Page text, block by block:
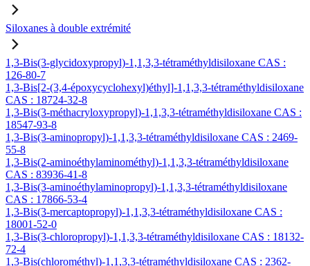
Siloxanes à double extrémité
1,3-Bis(3-glycidoxypropyl)-1,1,3,3-tétraméthyldisiloxane CAS :
126-80-7
1,3-Bis[2-(3,4-époxycyclohexyl)éthyl]-1,1,3,3-tétraméthyldisiloxane
CAS : 18724-32-8
1,3-Bis(3-méthacryloxypropyl)-1,1,3,3-tétraméthyldisiloxane CAS :
18547-93-8
1,3-Bis(3-aminopropyl)-1,1,3,3-tétraméthyldisiloxane CAS : 2469-
55-8
1,3-Bis(2-aminoéthylaminométhyl)-1,1,3,3-tétraméthyldisiloxane
CAS : 83936-41-8
1,3-Bis(3-aminoéthylaminopropyl)-1,1,3,3-tétraméthyldisiloxane
CAS : 17866-53-4
1,3-Bis(3-mercaptopropyl)-1,1,3,3-tétraméthyldisiloxane CAS :
18001-52-0
1,3-Bis(3-chloropropyl)-1,1,3,3-tétraméthyldisiloxane CAS : 18132-
72-4
1,3-Bis(chlorométhyl)-1,1,3,3-tétraméthyldisiloxane CAS : 2362-